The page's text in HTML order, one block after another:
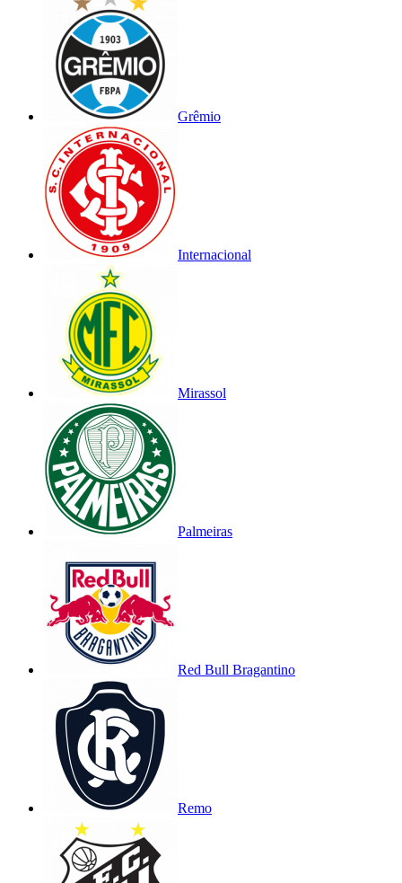
Grêmio
Internacional
Mirassol
Palmeiras
Red Bull Bragantino
Remo